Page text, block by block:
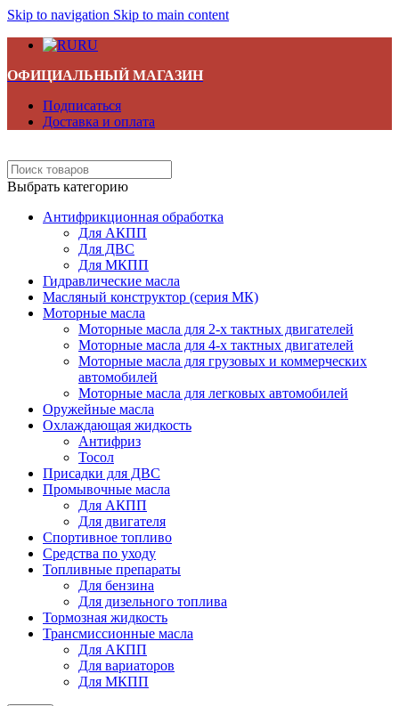
Skip to navigation Skip to main content
RU
ОФИЦИАЛЬНЫЙ МАГАЗИН
Подписаться
Доставка и оплата
Выбрать категорию
Антифрикционная обработка
Для АКПП
Для ДВС
Для МКПП
Гидравлические масла
Масляный конструктор (серия МК)
Моторные масла
Моторные масла для 2-х тактных двигателей
Моторные масла для 4-х тактных двигателей
Моторные масла для грузовых и коммерческих
автомобилей
Моторные масла для легковых автомобилей
Оружейные масла
Охлаждающая жидкость
Антифриз
Тосол
Присадки для ДВС
Промывочные масла
Для АКПП
Для двигателя
Спортивное топливо
Средства по уходу
Топливные препараты
Для бензина
Для дизельного топлива
Тормозная жидкость
Трансмиссионные масла
Для АКПП
Для вариаторов
Для МКПП